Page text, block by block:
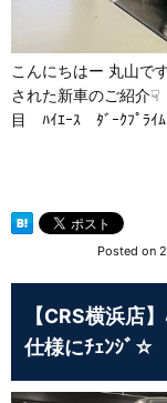
こんにちはー 丸山で
された新車のご紹介
目 ﾊｲｴｰｽ ﾀﾞｰｸﾌﾟﾗｲ
Posted on
【CRS横浜店
仕様にﾁｪﾝｼﾞ☆